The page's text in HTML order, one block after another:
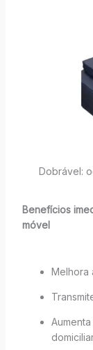
Dobrável:
Benefícios
móvel
Melhora